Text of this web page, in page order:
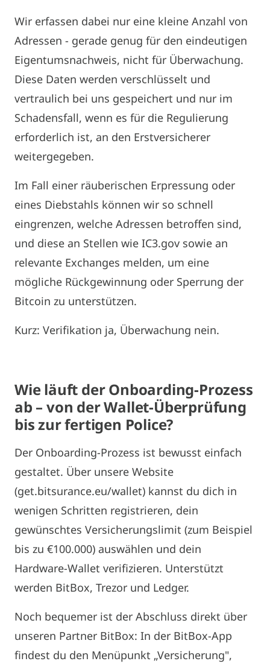
Wir erfassen dabei nur eine kleine Anzahl von
Adressen - gerade genug für den eindeutigen
Eigentumsnachweis, nicht für Überwachung.
Diese Daten werden verschlüsselt und
vertraulich bei uns gespeichert und nur im
Schadensfall, wenn es für die Regulierung
erforderlich ist, an den Erstversicherer
weitergegeben.
Im Fall einer räuberischen Erpressung oder
eines Diebstahls können wir so schnell
eingrenzen, welche Adressen betroffen sind,
und diese an Stellen wie IC3.gov sowie an
relevante Exchanges melden, um eine
mögliche Rückgewinnung oder Sperrung der
Bitcoin zu unterstützen.
Kurz: Verifikation ja, Überwachung nein.
Wie läuft der Onboarding-Prozess
ab – von der Wallet-Überprüfung
bis zur fertigen Police?
Der Onboarding-Prozess ist bewusst einfach
gestaltet. Über unsere Website
(get.bitsurance.eu/wallet) kannst du dich in
wenigen Schritten registrieren, dein
gewünschtes Versicherungslimit (zum Beispiel
bis zu €100.000) auswählen und dein
Hardware-Wallet verifizieren. Unterstützt
werden BitBox, Trezor und Ledger.
Noch bequemer ist der Abschluss direkt über
unseren Partner BitBox: In der BitBox-App
findest du den Menüpunkt „Versicherung",